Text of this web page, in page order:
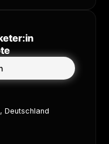
Deutschland